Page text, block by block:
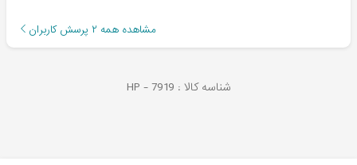
مشاهده همه ۲ پرسش کاربران
شناسه کالا : HP -7919